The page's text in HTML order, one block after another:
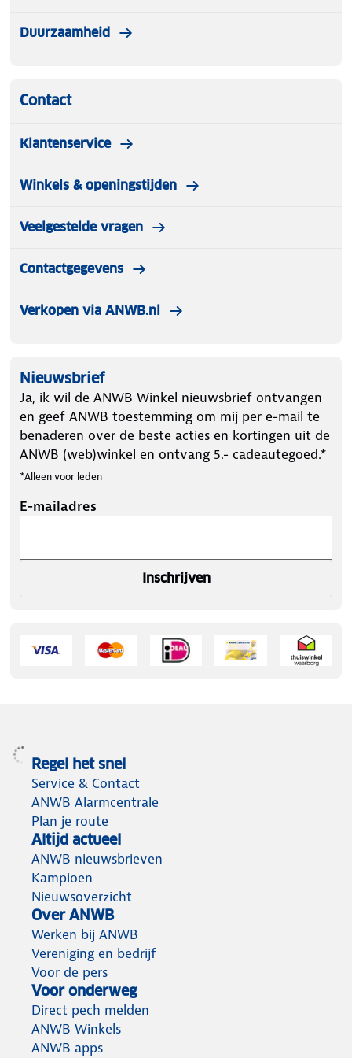
Duurzaamheid
Contact
Klantenservice
Winkels & openingstijden
Veelgestelde vragen
Contactgegevens
Verkopen via ANWB.nl
Nieuwsbrief
Ja, ik wil de ANWB Winkel nieuwsbrief ontvangen
en geef ANWB toestemming om mij per e-mail te
benaderen over de beste acties en kortingen uit de
ANWB (web)winkel en ontvang 5.- cadeautegoed.*
*Alleen voor leden
E-mailadres
Inschrijven
Regel het snel
Service & Contact
ANWB Alarmcentrale
Plan je route
Altijd actueel
ANWB nieuwsbrieven
Kampioen
Nieuwsoverzicht
Over ANWB
Werken bij ANWB
Vereniging en bedrijf
Voor de pers
Voor onderweg
Direct pech melden
ANWB Winkels
ANWB apps